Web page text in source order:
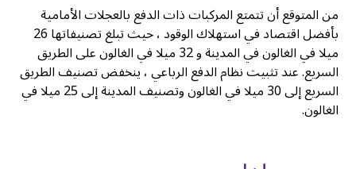
من المتوقع أن تتمتع المركبات ذات الدفع بالعجلات الأمامية
بأفضل اقتصاد في استهلاك الوقود ، حيث تبلغ تصنيفاتها 26
ميلا في الغالون في المدينة و 32 ميلا في الغالون على الطريق
السريع. عند تثبيت نظام الدفع الرباعي ، ينخفض تصنيف الطريق
السريع إلى 30 ميلا في الغالون وتصنيف المدينة إلى 25 ميلا في
الغالون.